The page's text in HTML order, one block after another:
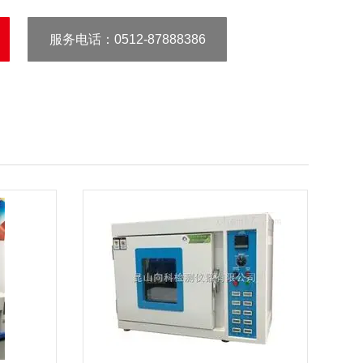
服务电话：0512-87888386